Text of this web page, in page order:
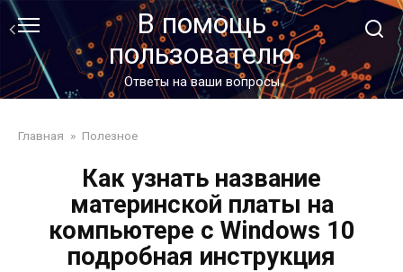
Перейти
контенту
В помощь
пользователю
Ответы на ваши вопросы
Главная » Полезное
Как узнать название
материнской платы на
компьютере с Windows 10
подробная инструкция